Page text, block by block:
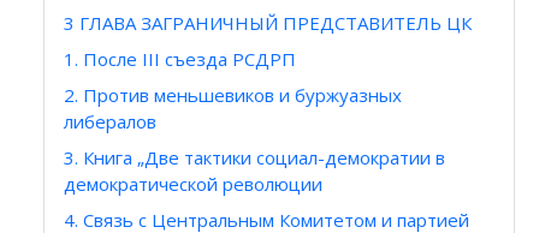
3 ГЛАВА ЗАГРАНИЧНЫЙ ПРЕДСТАВИТЕЛЬ ЦК
1. После III съезда РСДРП
2. Против меньшевиков и буржуазных
либералов
3. Книга „Две тактики социал-демократии в
демократической революции
4. Связь с Центральным Комитетом и партией